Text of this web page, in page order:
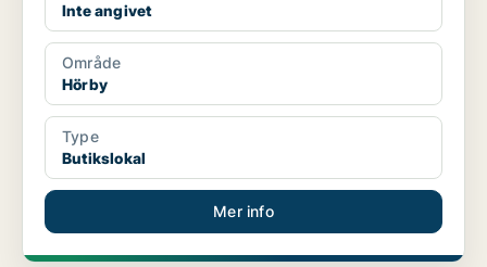
Inte angivet
Område
Hörby
Type
Butikslokal
Mer info